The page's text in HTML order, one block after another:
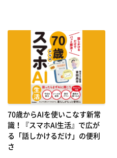
70歳からAIを使いこなす新常
識！『スマホAI生活』で広が
る「話しかけるだけ」の便利
さ